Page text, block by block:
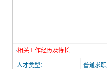
·相关工作经历及特长
人才类型： 普通求职